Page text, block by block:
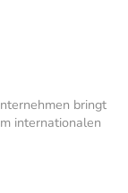
bringt
internationalen